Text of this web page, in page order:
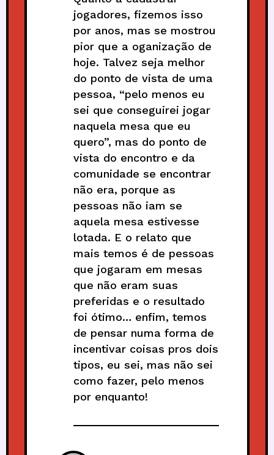
jogadores, fizemos isso
por anos, mas se mostrou
pior que a oganização de
hoje. Talvez seja melhor
do ponto de vista de uma
pessoa, “pelo menos eu
sei que conseguirei jogar
naquela mesa que eu
quero”, mas do ponto de
vista do encontro e da
comunidade se encontrar
não era, porque as
pessoas não iam se
aquela mesa estivesse
lotada. E o relato que
mais temos é de pessoas
que jogaram em mesas
que não eram suas
preferidas e o resultado
foi ótimo… enfim, temos
de pensar numa forma de
incentivar coisas pros dois
tipos, eu sei, mas não sei
como fazer, pelo menos
por enquanto!